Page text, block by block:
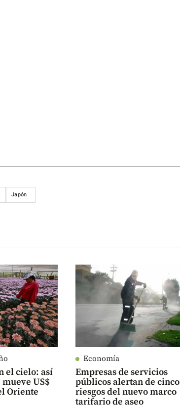
Japón
el cielo: así
US$
Oriente
Economía
Empresas de servicios
públicos alertan de cinco
riesgos del nuevo marco
tarifario de aseo